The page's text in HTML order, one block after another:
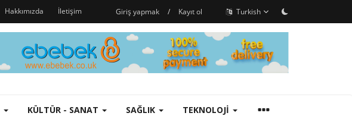
Hakkımızda İletişim Giriş yapmak / Kayıt ol Turkish
KÜLTÜR - SANAT SAĞLIK TEKNOLOJI